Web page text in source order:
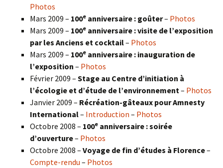
Photos
Mars 2009 – 100e anniversaire : goûter– Photos
Mars 2009 – 100e anniversaire : visite de l’exposition
par les Anciens et cocktail– Photos
Mars 2009 – 100e anniversaire : inauguration de
l’exposition – Photos
Février 2009 – Stage au Centre d’initiation à
l’écologie et d’étude de l’environnement – Photos
Janvier 2009 – Récréation-gâteaux pour Amnesty
International– Introduction – Photos
Octobre 2008 – 100e anniversaire : soirée
d’ouverture– Photos
Octobre 2008 – Voyage de fin d’études à Florence–
Compte-rendu – Photos